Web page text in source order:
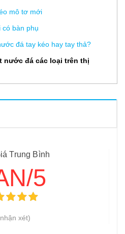
mô tơ mới
bàn phụ
đá tay kéo hay tay thả?
nước đá các loại trên thị
nguyên cây inox 304
Trung Bình
5
xét)